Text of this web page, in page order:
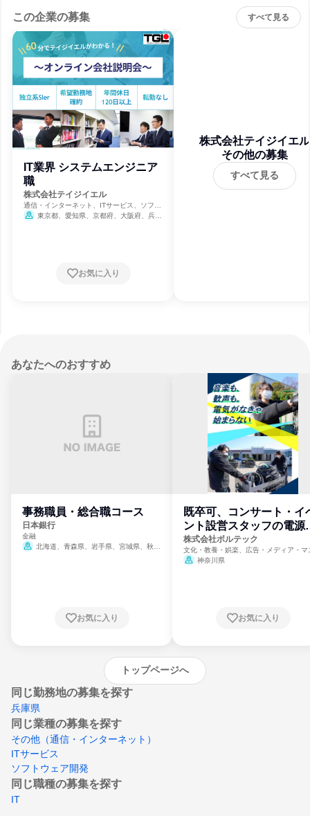
この企業の募集 すべて見る
IT業界 システムエンジニア
職
株式会社テイジイエル
通信・インターネット、ITサービス、ソフト
ウェア開発
東京都、愛知県、京都府、大阪府、兵庫
お気に入り
株式会社テイジイエル
その他の募集
すべて見る
あなたへのおすすめ
事務職員・総合職コース
日本銀行
金融
北海道、青森県、岩手県、宮城県、秋田
崎県、熊本県、大分県、宮崎県、鹿児島県、
お気に入り
既卒可、コンサート・イ
ント設営スタッフの電源
門
株式会社ボルテック
文化・教養・娯楽、広告・メディア・マ
ミ、電力・ガス・水道・エネルギー
神奈川県
お気に入り
トップページへ
同じ勤務地の募集を探す
兵庫県
同じ業種の募集を探す
その他（通信・インターネット）
ITサービス
ソフトウェア開発
同じ職種の募集を探す
IT